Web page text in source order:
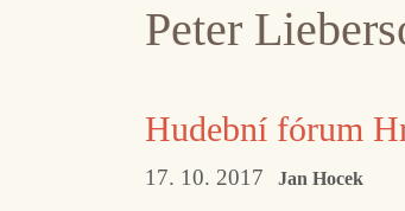
Peter
Hudební fórum
17. 10. 2017 Jan Hocek